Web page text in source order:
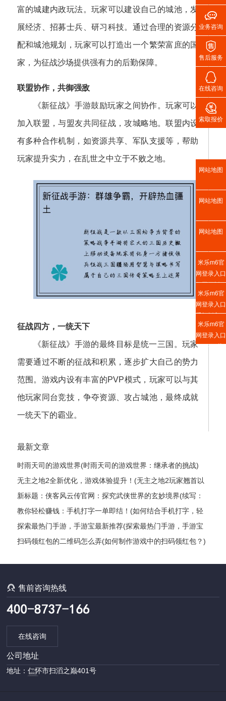
富的城建内政玩法。玩家可以建设自己的城池，发
展经济、招募士兵、研习科技。通过合理的资源分
配和城池规划，玩家可以打造出一个繁荣富庶的国
家，为征战沙场提供强有力的后勤保障。
联盟协作，共御强敌
《新征战》手游鼓励玩家之间协作。玩家可以
加入联盟，与盟友共同征战，攻城略地。联盟内设
有多种合作机制，如资源共享、军队支援等，帮助
玩家提升实力，在乱世之中立于不败之地。
征战四方，一统天下
《新征战》手游的最终目标是统一三国。玩家
需要通过不断的征战和积累，逐步扩大自己的势力
范围。游戏内设有丰富的PVP模式，玩家可以与其
他玩家同台竞技，争夺资源、攻占城池，最终成就
一统天下的霸业。
最新文章
时雨天司的游戏世界(时雨天司的游戏世界：继承者的挑战)
无主之地2全新优化，游戏体验提升！(无主之地2玩家翘首以
盼的全新升级，游戏体验获得飞跃式优化！)
新标题：侠客风云传官网：探究武侠世界的玄妙境界(续写：
侠客风云传官网——揭秘武侠世界的神秘奥妙)
教你轻松赚钱：手机打字一单即结！(如何结合手机打字，轻
松实现赚钱？)
探索最热门手游，手游宝最新推荐(探索最热门手游，手游宝
最新推荐——最全手游推荐指南)
扫码领红包的二维码怎么弄(如何制作游戏中的扫码领红包？)
售前咨询热线
在线咨询
公司地址
地址：仁怀市扫滔之巅401号

业务咨询

售后服务

在线咨询

索取报价
网站地图
网站地图
网站地图
米乐m6官
网登录入口
网页版
米乐m6官
网登录入口
手机版入口
米乐m6官
网登录入口
APP下载